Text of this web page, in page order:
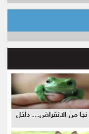
من الانقراض... داخل